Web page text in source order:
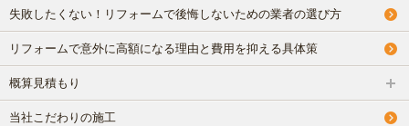
失敗したくない！リフォームで後悔しないための業者の選び方
リフォームで意外に高額になる理由と費用を抑える具体策
概算見積もり
当社こだわりの施工